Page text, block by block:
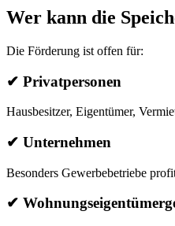
Wer kann die
Die Förderung ist offen für:
✔ Privatpersonen
Hausbesitzer, Eigentümer,
✔ Unternehmen
Besonders Gewerbebetriebe
✔